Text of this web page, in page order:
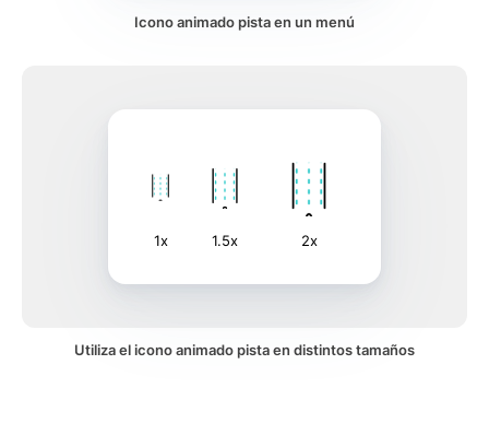
Icono animado pista en un menú
1x 1.5x 2x
Utiliza el icono animado pista en distintos tamaños